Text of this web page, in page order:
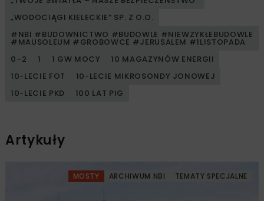
„WODOCIĄGI KIELECKIE” SP. Z O.O.
#NBI #BUDOWNICTWO #BUDOWLE #NIEWZYKŁEBUDOWLE
#MAUSOLEUM #GROBOWCE #JERUSALEM #1LISTOPADA
0–2
1 1 GW MOCY
10 MAGAZYNÓW ENERGII
10-LECIE FOT
10-LECIE MIKROSONDY JONOWEJ
10-LECIE PKD
100 LAT PIG
Artykuły
MOSTY ARCHIWUM NBI TEMATY SPECJALNE